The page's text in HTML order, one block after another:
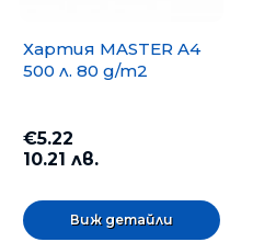
Хартия MASTER A4
500 л. 80 g/m2
€5.22
10.21 лв.
Виж детайли